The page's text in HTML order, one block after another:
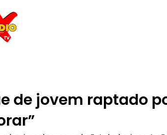
de jovem raptado